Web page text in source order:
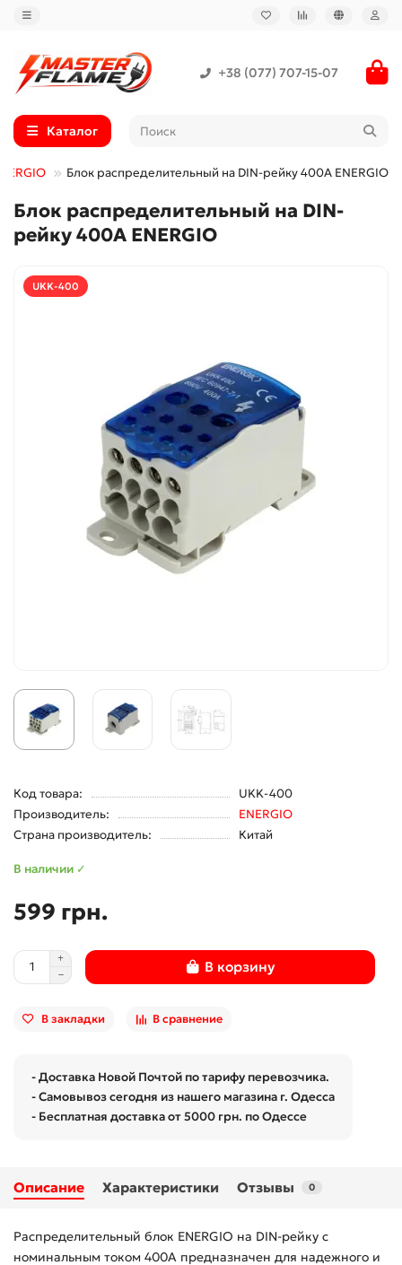
+38 (077) 707-15-07
Каталог
Блок распределительный на DIN-рейку 400А ENERGIO
Блок распределительный на DIN-
рейку 400А ENERGIO
UKK-400
Код товара:
UKK-400
Производитель:
ENERGIO
Страна производитель:
Китай
В наличии ✓
599 грн.
В корзину
В закладки В сравнение
- Доставка Новой Почтой по тарифу перевозчика.
- Самовывоз сегодня из нашего магазина г. Одесса
- Бесплатная доставка от 5000 грн. по Одессе
Описание Характеристики Отзывы 0
Распределительный блок ENERGIO на DIN-рейку с
номинальным током 400А предназначен для надежного и